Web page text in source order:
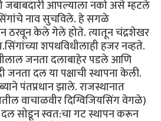
आपल्याला नको असे म्हटले
नाव सुचविले. हे सगळे
ठरवून केले गेले होते. त्यातून चंद्रशेखर
शपथविधीलाही हजर नव्हते.
जनता दलाबाहेर पडले आणि
जनता दल या पक्षाची स्थापना केली.
पंतप्रधान झाले. राजस्थानात
वाचाळवीर दिग्विजियसिंग वेगळे)
दल सोडून स्वत:चा गट स्थापन करून